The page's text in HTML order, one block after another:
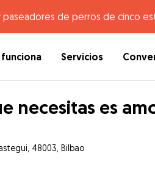
de perros de cinco
Servicios
necesitas es
48003, Bilbao